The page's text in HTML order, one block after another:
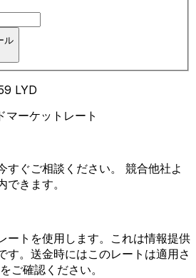
ル
LYD
マーケットレート
すぐご相談ください。 競合他社よ
できます。
ートを使用します。これは情報提供
す。送金時にはこのレートは適用さ
ご確認ください。